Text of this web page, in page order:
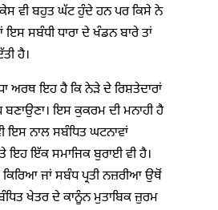
ਵੀ ਬਹੁਤ ਘੱਟ ਹੁੰਦੇ ਹਨ ਪਰ ਕਿਸੇ ਨੇ
ਇਸ ਸਬੰਧੀ ਧਾਰਾ ਦੇ ਖੰਡਨ ਬਾਰੇ ਤਾਂ
ਹੈ।
ਅਰਥ ਇਹ ਹੈ ਕਿ ਨੇੜੇ ਦੇ ਰਿਸ਼ਤੇਦਾਰਾਂ
ਇਸ ਕੁਕਰਮ ਦੀ ਮਨਾਹੀ ਹੈ
ਇਸ ਨਾਲ ਸਬੰਧਿਤ ਘਟਨਾਵਾਂ
ਇਹ ਇੱਕ ਸਮਾਜਿਕ ਬੁਰਾਈ ਵੀ ਹੈ।
ਜਾਂ ਸਬੰਧ ਪ੍ਰਤੀ ਨਜ਼ਰੀਆ ਉਥੋਂ
ਖੇਤਰ ਦੇ ਕਾਨੂੰਨ ਮੁਤਾਬਿਕ ਜ਼ੁਰਮ